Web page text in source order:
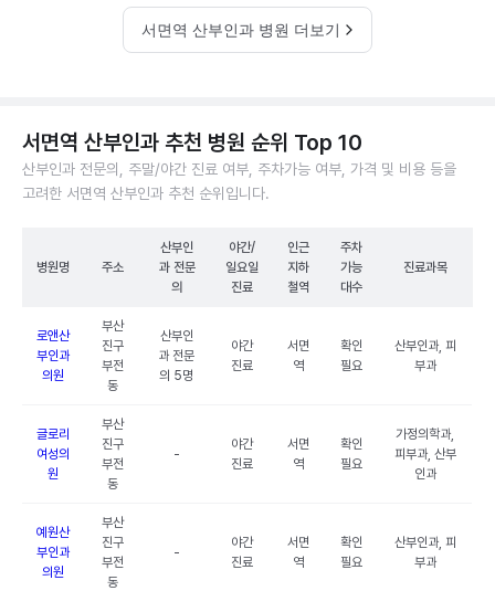
서면역 산부인과 병원 더보기
서면역 산부인과 추천 병원 순위 Top 10
산부인과 전문의, 주말/야간 진료 여부, 주차가능 여부, 가격 및 비용 등을
고려한 서면역 산부인과 추천 순위입니다.
병원명 주소
산부인
과 전문
의
야간/
일요일
진료
인근
지하
철역
주차
가능
대수
진료과목
로앤산
부인과
의원
부산
진구
부전
동
산부인
과 전문
의 5명
야간
진료
서면
역
확인
필요
산부인과, 피
부과
글로리
여성의
원
부산
진구
부전
동
-
야간
진료
서면
역
확인
필요
가정의학과,
피부과, 산부
인과
예원산
부인과
의원
부산
진구
부전
동
-
야간
진료
서면
역
확인
필요
산부인과, 피
부과